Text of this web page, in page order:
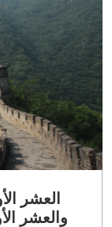
العشر
والعشر